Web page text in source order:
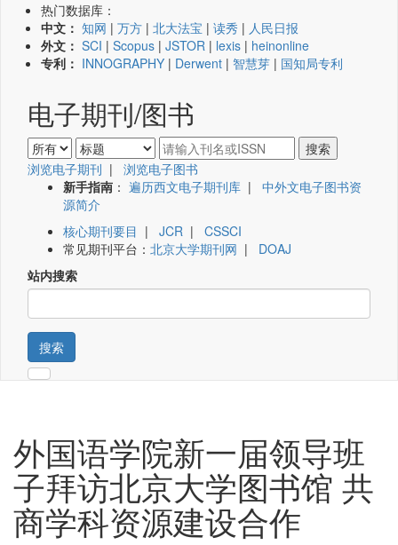
热门数据库：
中文： 知网 | 万方 | 北大法宝 | 读秀 | 人民日报
外文： SCI | Scopus | JSTOR | lexis | heinonline
专利： INNOGRAPHY | Derwent | 智慧芽 | 国知局专利
电子期刊/图书
浏览电子期刊 | 浏览电子图书
新手指南 ： 遍历西文电子期刊库 | 中外文电子图书资
源简介
核心期刊要目 | JCR | CSSCI
常见期刊平台： 北京大学期刊网 | DOAJ
站内搜索
搜索
外国语学院新一届领导班
子拜访北京大学图书馆 共
商学科资源建设合作